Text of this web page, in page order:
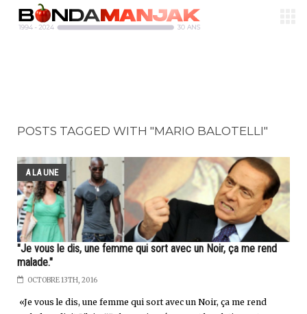
POSTS TAGGED WITH "MARIO BALOTELLI"
A LA UNE
"Je vous le dis, une femme qui sort avec un Noir, ça me rend
malade."
OCTOBRE 13TH, 2016
«Je vous le dis, une femme qui sort avec un Noir, ça me rend